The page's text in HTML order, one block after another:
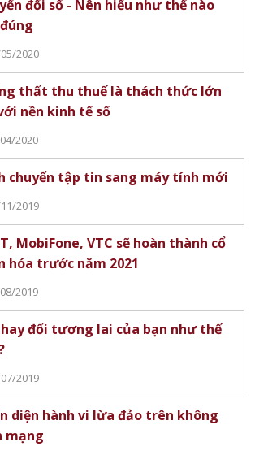
đổi số - Nên hiểu như thế nào
2020
thất thu thuế là thách thức lớn
nền kinh tế số
2020
chuyển tập tin sang máy tính mới
2019
MobiFone, VTC sẽ hoàn thành cổ
hóa trước năm 2021
2019
đổi tương lai của bạn như thế
2019
diện hành vi lừa đảo trên không
mạng